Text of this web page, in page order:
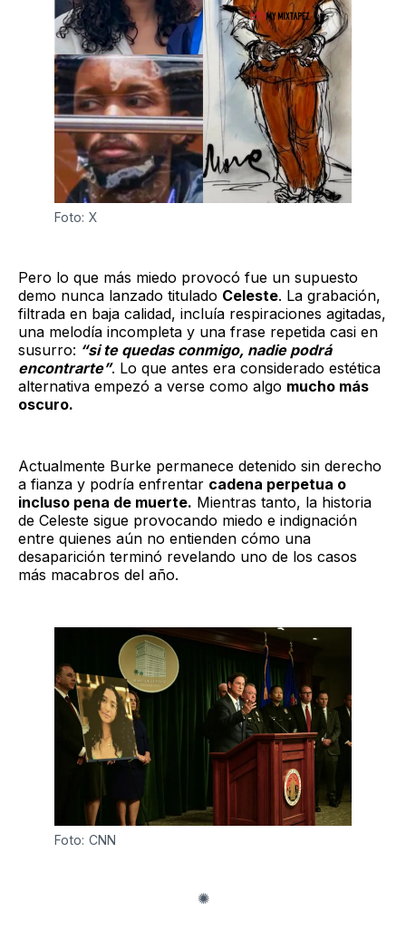
Foto: X
Pero lo que más miedo provocó fue un supuesto
demo nunca lanzado titulado Celeste. La grabación,
filtrada en baja calidad, incluía respiraciones agitadas,
una melodía incompleta y una frase repetida casi en
susurro: “si te quedas conmigo, nadie podrá
encontrarte”. Lo que antes era considerado estética
alternativa empezó a verse como algo mucho más
oscuro.
Actualmente Burke permanece detenido sin derecho
a fianza y podría enfrentar cadena perpetua o
incluso pena de muerte. Mientras tanto, la historia
de Celeste sigue provocando miedo e indignación
entre quienes aún no entienden cómo una
desaparición terminó revelando uno de los casos
más macabros del año.
Foto: CNN